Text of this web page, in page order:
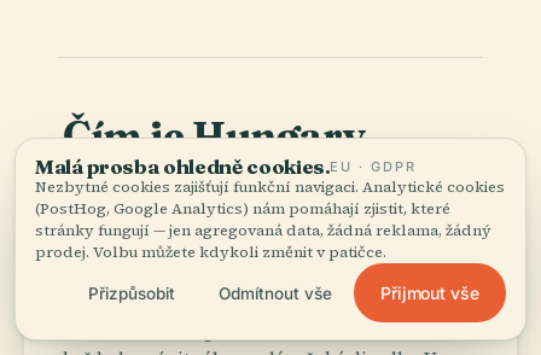
02 Čím je Hungary
nepřehlédnutelné.
bath_outdoorKultura termálních
lázní
Malá prosba ohledně cookies.EU · GDPR
Nezbytné cookies zajišťují funkční navigaci. Analytické cookies
(PostHog, Google Analytics) nám pomáhají zjistit, které
stránky fungují — jen agregovaná data, žádná reklama, žádný
prodej. Volbu můžete kdykoli změnit v patičce.
Přizpůsobit Odmítnout vše Přijmout vše